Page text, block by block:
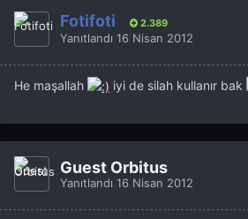
Fotifoti 2.389
Yanıtlandı 16 Nisan 2012
He maşallah iyi de silah kullanır bak
Guest Orbitus
Yanıtlandı 16 Nisan 2012